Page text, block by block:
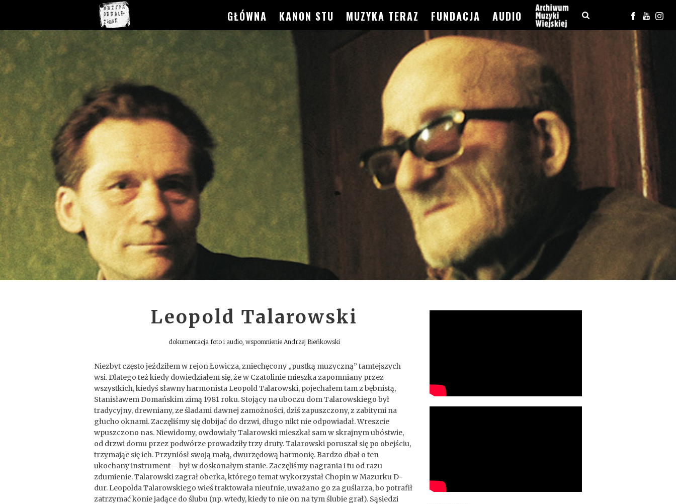
GŁÓWNA KANON STU MUZYKA TERAZ FUNDACJA AUDIO
Leopold Talarowski
dokumentacja foto i audio, wspomnienie Andrzej Bieńkowski
Niezbyt często jeździłem w rejon Łowicza, zniechęcony „pustką muzyczną” tamtejszych
wsi. Dlatego też kiedy dowiedziałem się, że w Czatolinie mieszka zapomniany przez
wszystkich, kiedyś sławny harmonista Leopold Talarowski, pojechałem tam z bębnistą,
Stanisławem Domańskim zimą 1981 roku. Stojący na uboczu dom Talarowskiego był
tradycyjny, drewniany, ze śladami dawnej zamożności, dziś zapuszczony, z zabitymi na
głucho oknami. Zaczęliśmy się dobijać do drzwi, długo nikt nie odpowiadał. Wreszcie
wpuszczono nas. Niewidomy, owdowiały Talarowski mieszkał sam w skrajnym ubóstwie,
od drzwi domu przez podwórze prowadziły trzy druty. Talarowski poruszał się po obejściu,
trzymając się ich. Przyniósł swoją małą, dwurzędową harmonię. Bardzo dbał o ten
ukochany instrument – był w doskonałym stanie. Zaczęliśmy nagrania i tu od razu
zdumienie. Talarowski zagrał oberka, którego temat wykorzystał Chopin w Mazurku D-
dur. Leopolda Talarowskiego wieś traktowała nieufnie, uważano go za guślarza, bo potrafił
zatrzymać konie jadące do ślubu (np. wtedy, kiedy to nie on na tym ślubie grał). Sąsiedzi